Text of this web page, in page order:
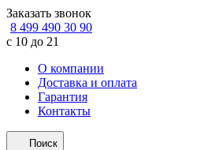
Заказать звонок
8 499 490 30 90
с 10 до 21
О компании
Доставка и оплата
Гарантия
Контакты
Поиск